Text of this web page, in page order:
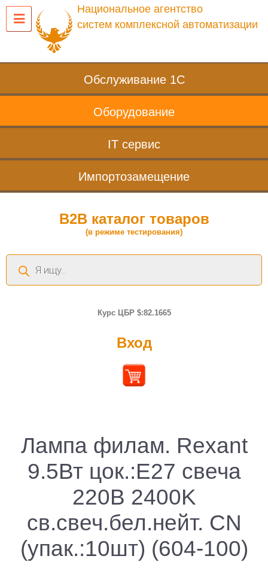
Национальное агентство
систем комплексной автоматизации
Обслуживание 1С
Оборудование
IT сервис
Импортозамещение
B2B каталог товаров
(в режиме тестирования)
Поиск
товаров
Курс ЦБР $:82.1665
Вход
Лампа филам. Rexant
9.5Вт цок.:E27 свеча
220B 2400K
св.свеч.бел.нейт. CN
(упак.:10шт) (604-100)